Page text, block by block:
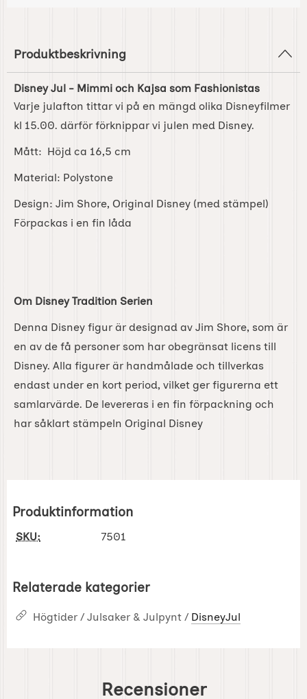
Produktbeskrivning
Disney Jul - Mimmi och Kajsa som Fashionistas
Varje julafton tittar vi på en mängd olika Disneyfilmer
kl 15.00. därför förknippar vi julen med Disney.
Mått: Höjd ca 16,5 cm
Material: Polystone
Design: Jim Shore, Original Disney (med stämpel)
Förpackas i en fin låda
Om Disney Tradition Serien
Denna Disney figur är designad av Jim Shore, som är
en av de få personer som har obegränsat licens till
Disney. Alla figurer är handmålade och tillverkas
endast under en kort period, vilket ger figurerna ett
samlarvärde. De levereras i en fin förpackning och
har såklart stämpeln Original Disney
Produktinformation
SKU: 7501
Relaterade kategorier
Högtider / Julsaker & Julpynt / DisneyJul
Recensioner